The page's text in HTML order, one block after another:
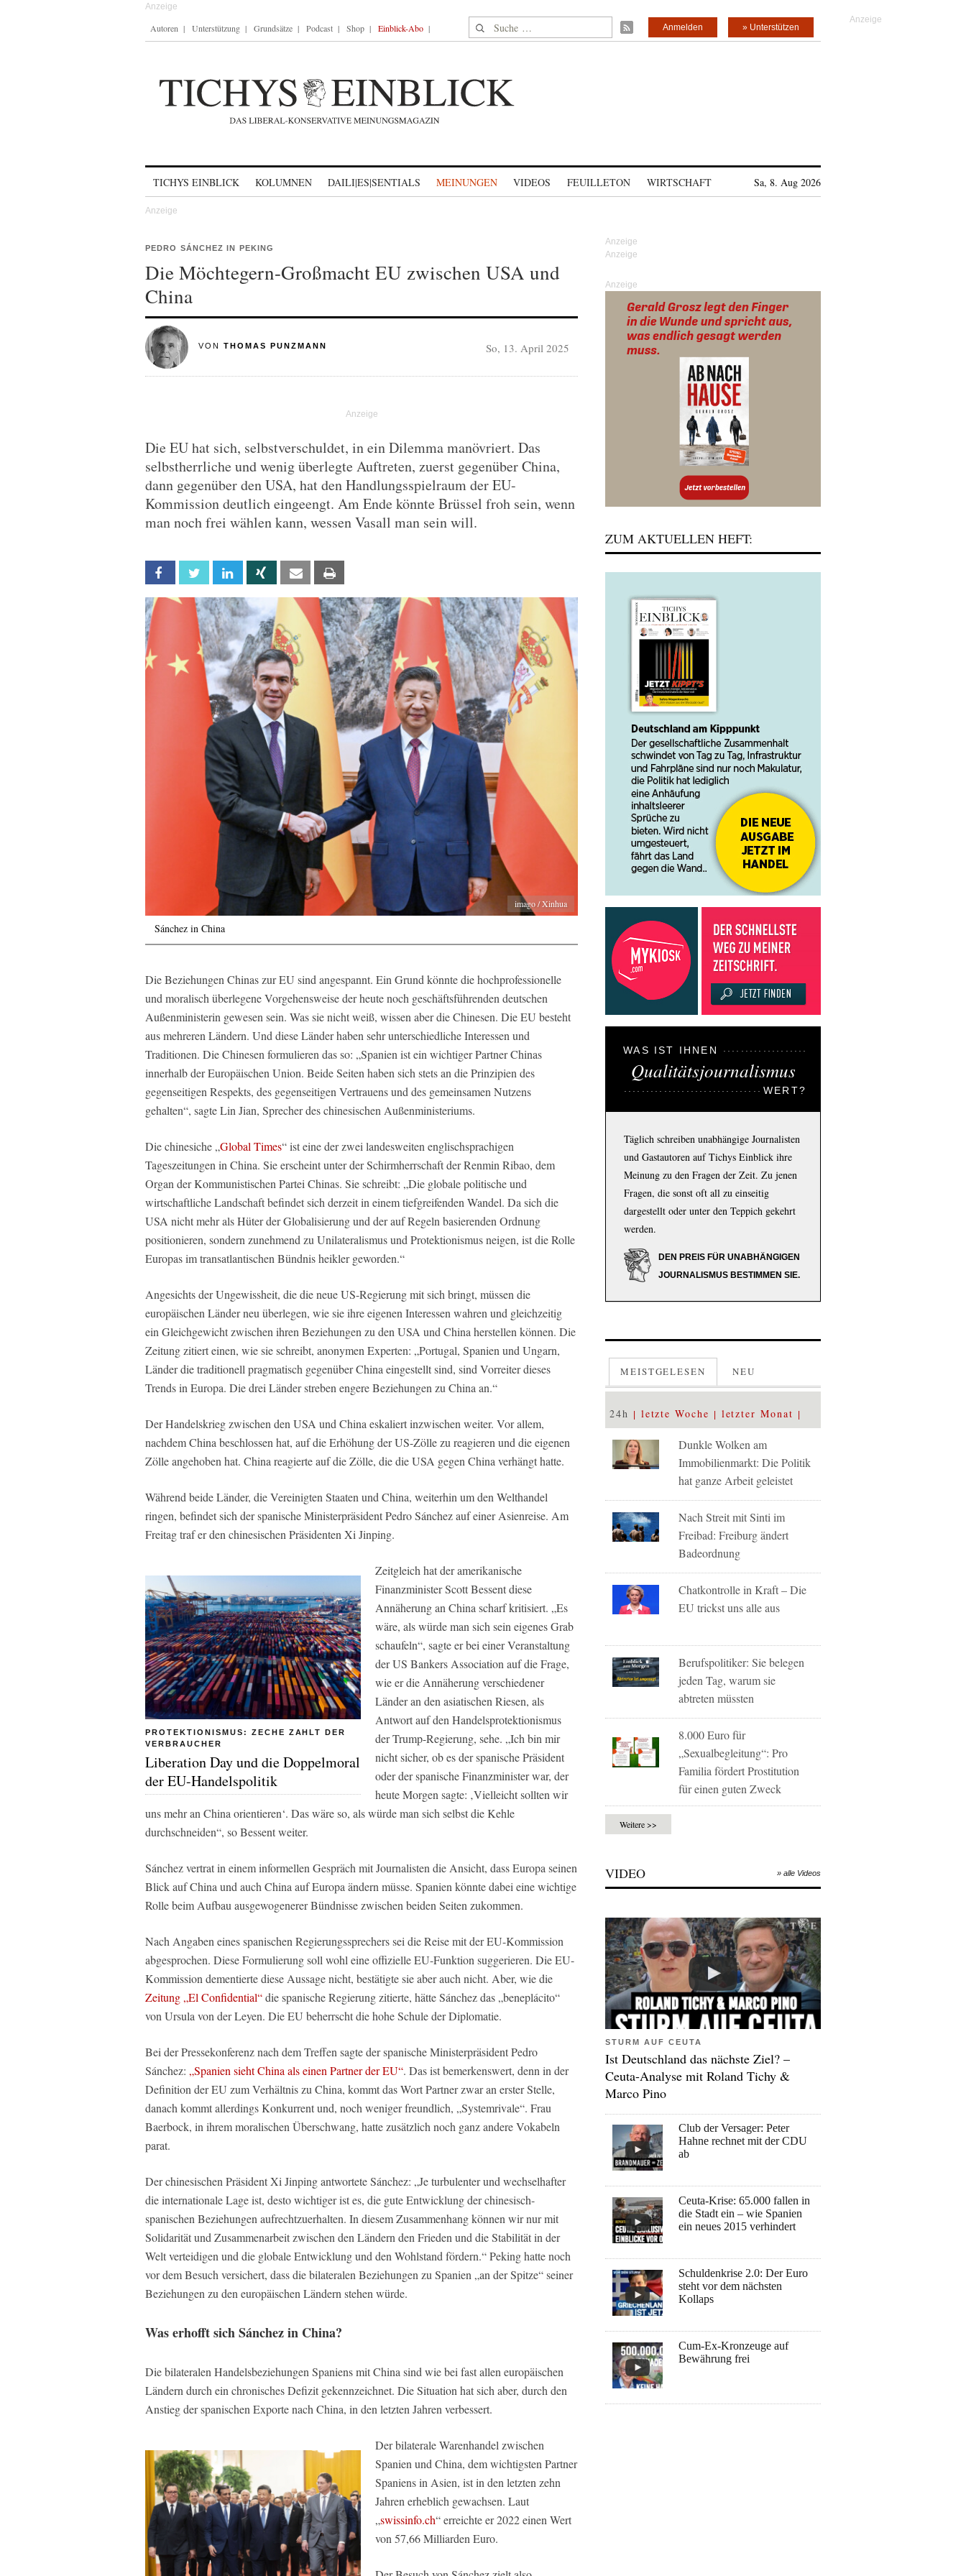
Autoren Unterstützung Grundsätze Podcast Shop Einblick-Abo Suche nach: » Unterstützen
Anmelden
TICHYS EINBLICK KOLUMNEN DAILI|ES|SENTIALS MEINUNGEN VIDEOS FEUILLETON WIRTSCHAFT Sa, 8. Aug 2026
PEDRO SÁNCHEZ IN PEKING
Die Möchtegern-Großmacht EU zwischen USA und
China
VON THOMAS PUNZMANN So, 13. April 2025
Die EU hat sich, selbstverschuldet, in ein Dilemma manövriert. Das
selbstherrliche und wenig überlegte Auftreten, zuerst gegenüber China,
dann gegenüber den USA, hat den Handlungsspielraum der EU-
Kommission deutlich eingeengt. Am Ende könnte Brüssel froh sein, wenn
man noch frei wählen kann, wessen Vasall man sein will.
Facebook Twitter Linkedin Xing Email
imago / Xinhua
Sánchez in China
Die Beziehungen Chinas zur EU sind angespannt. Ein Grund könnte die hochprofessionelle
und moralisch überlegene Vorgehensweise der heute noch geschäftsführenden deutschen
Außenministerin gewesen sein. Was sie nicht weiß, wissen aber die Chinesen. Die EU besteht
aus mehreren Ländern. Und diese Länder haben sehr unterschiedliche Interessen und
Traditionen. Die Chinesen formulieren das so: „Spanien ist ein wichtiger Partner Chinas
innerhalb der Europäischen Union. Beide Seiten haben sich stets an die Prinzipien des
gegenseitigen Respekts, des gegenseitigen Vertrauens und des gemeinsamen Nutzens
gehalten“, sagte Lin Jian, Sprecher des chinesischen Außenministeriums.
Die chinesiche „Global Times“ ist eine der zwei landesweiten englischsprachigen
Tageszeitungen in China. Sie erscheint unter der Schirmherrschaft der Renmin Ribao, dem
Organ der Kommunistischen Partei Chinas. Sie schreibt: „Die globale politische und
wirtschaftliche Landschaft befindet sich derzeit in einem tiefgreifenden Wandel. Da sich die
USA nicht mehr als Hüter der Globalisierung und der auf Regeln basierenden Ordnung
positionieren, sondern zunehmend zu Unilateralismus und Protektionismus neigen, ist die Rolle
Europas im transatlantischen Bündnis heikler geworden.“
Angesichts der Ungewissheit, die die neue US-Regierung mit sich bringt, müssen die
europäischen Länder neu überlegen, wie sie ihre eigenen Interessen wahren und gleichzeitig
ein Gleichgewicht zwischen ihren Beziehungen zu den USA und China herstellen können. Die
Zeitung zitiert einen, wie sie schreibt, anonymen Experten: „Portugal, Spanien und Ungarn,
Länder die traditionell pragmatisch gegenüber China eingestellt sind, sind Vorreiter dieses
Trends in Europa. Die drei Länder streben engere Beziehungen zu China an.“
Der Handelskrieg zwischen den USA und China eskaliert inzwischen weiter. Vor allem,
nachdem China beschlossen hat, auf die Erhöhung der US-Zölle zu reagieren und die eigenen
Zölle angehoben hat. China reagierte auf die Zölle, die die USA gegen China verhängt hatte.
Während beide Länder, die Vereinigten Staaten und China, weiterhin um den Welthandel
ringen, befindet sich der spanische Ministerpräsident Pedro Sánchez auf einer Asienreise. Am
Freitag traf er den chinesischen Präsidenten Xi Jinping.
PROTEKTIONISMUS: ZECHE ZAHLT DER
VERBRAUCHER
Liberation Day und die Doppelmoral
der EU-Handelspolitik
Zeitgleich hat der amerikanische
Finanzminister Scott Bessent diese
Annäherung an China scharf kritisiert. „Es
wäre, als würde man sich sein eigenes Grab
schaufeln“, sagte er bei einer Veranstaltung
der US Bankers Association auf die Frage,
wie er die Annäherung verschiedener
Länder an den asiatischen Riesen, als
Antwort auf den Handelsprotektionismus
der Trump-Regierung, sehe. „Ich bin mir
nicht sicher, ob es der spanische Präsident
oder der spanische Finanzminister war, der
heute Morgen sagte: ‚Vielleicht sollten wir
uns mehr an China orientieren‘. Das wäre so, als würde man sich selbst die Kehle
durchschneiden“, so Bessent weiter.
Sánchez vertrat in einem informellen Gespräch mit Journalisten die Ansicht, dass Europa seinen
Blick auf China und auch China auf Europa ändern müsse. Spanien könnte dabei eine wichtige
Rolle beim Aufbau ausgewogenerer Bündnisse zwischen beiden Seiten zukommen.
Nach Angaben eines spanischen Regierungssprechers sei die Reise mit der EU-Kommission
abgesprochen. Diese Formulierung soll wohl eine offizielle EU-Funktion suggerieren. Die EU-
Kommission dementierte diese Aussage nicht, bestätigte sie aber auch nicht. Aber, wie die
Zeitung „El Confidential“die spanische Regierung zitierte, hätte Sánchez das „beneplácito“
von Ursula von der Leyen. Die EU beherrscht die hohe Schule der Diplomatie.
Bei der Pressekonferenz nach dem Treffen sagte der spanische Ministerpräsident Pedro
Sánchez: „Spanien sieht China als einen Partner der EU“. Das ist bemerkenswert, denn in der
Definition der EU zum Verhältnis zu China, kommt das Wort Partner zwar an erster Stelle,
danach kommt allerdings Konkurrent und, noch weniger freundlich, „Systemrivale“. Frau
Baerbock, in ihrem moralischen Überschwang, hatte zusätzlich noch ganz andere Vokabeln
parat.
Der chinesischen Präsident Xi Jinping antwortete Sánchez: „Je turbulenter und wechselhafter
die internationale Lage ist, desto wichtiger ist es, die gute Entwicklung der chinesisch-
spanischen Beziehungen aufrechtzuerhalten. In diesem Zusammenhang können wir nur mit
Solidarität und Zusammenarbeit zwischen den Ländern den Frieden und die Stabilität in der
Welt verteidigen und die globale Entwicklung und den Wohlstand fördern.“ Peking hatte noch
vor dem Besuch versichert, dass die bilateralen Beziehungen zu Spanien „an der Spitze“ seiner
Beziehungen zu den europäischen Ländern stehen würde.
Was erhofft sich Sánchez in China?
Die bilateralen Handelsbeziehungen Spaniens mit China sind wie bei fast allen europäischen
Ländern durch ein chronisches Defizit gekennzeichnet. Die Situation hat sich aber, durch den
Anstieg der spanischen Exporte nach China, in den letzten Jahren verbessert.
Der bilaterale Warenhandel zwischen
Spanien und China, dem wichtigsten Partner
Spaniens in Asien, ist in den letzten zehn
Jahren erheblich gewachsen. Laut
„swissinfo.ch“ erreichte er 2022 einen Wert
von 57,66 Milliarden Euro.
Anzeige
ZUM AKTUELLEN HEFT:
WAS IST IHNEN
Qualitätsjournalismus
WERT?
Täglich schreiben unabhängige Journalisten
und Gastautoren auf Tichys Einblick ihre
Meinung zu den Fragen der Zeit. Zu jenen
Fragen, die sonst oft all zu einseitig
dargestellt oder unter den Teppich gekehrt
werden.
DEN PREIS FÜR UNABHÄNGIGEN
JOURNALISMUS BESTIMMEN SIE.
MEISTGELESEN NEU
24h letzte Woche letzter Monat
Dunkle Wolken am
Immobilienmarkt: Die Politik
hat ganze Arbeit geleistet
Nach Streit mit Sinti im
Freibad: Freiburg ändert
Badeordnung
Chatkontrolle in Kraft – Die
EU trickst uns alle aus
Berufspolitiker: Sie belegen
jeden Tag, warum sie
abtreten müssten
8.000 Euro für
„Sexualbegleitung“: Pro
Familia fördert Prostitution
für einen guten Zweck
Weitere >>
VIDEO » alle Videos
STURM AUF CEUTA
Ist Deutschland das nächste Ziel? –
Ceuta-Analyse mit Roland Tichy &
Marco Pino
Club der Versager: Peter
Hahne rechnet mit der CDU
ab
Ceuta-Krise: 65.000 fallen in
die Stadt ein – wie Spanien
ein neues 2015 verhindert
Schuldenkrise 2.0: Der Euro
steht vor dem nächsten
Kollaps
Cum-Ex-Kronzeuge auf
Bewährung frei